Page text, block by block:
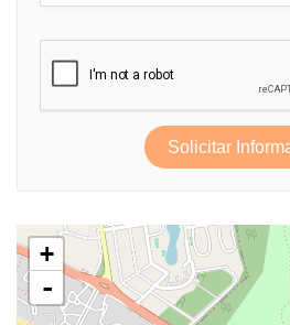
Solicitar
+
-